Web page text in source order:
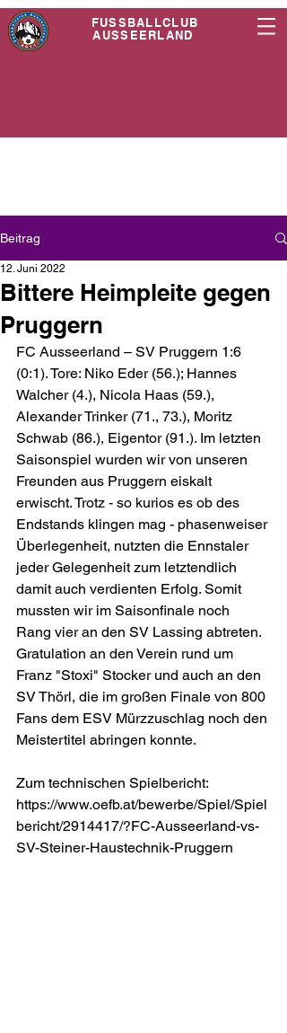
FUSSBALLCLUB
AUSSEERLAND
Beitrag
Bittere Heimpleite gegen
Pruggern
12. Juni 2022
FC Ausseerland – SV Pruggern 1:6
(0:1). Tore: Niko Eder (56.); Hannes
Walcher (4.), Nicola Haas (59.),
Alexander Trinker (71., 73.), Moritz
Schwab (86.), Eigentor (91.). Im letzten
Saisonspiel wurden wir von unseren
Freunden aus Pruggern eiskalt
erwischt. Trotz - so kurios es ob des
Endstands klingen mag - phasenweiser
Überlegenheit, nutzten die Ennstaler
jeder Gelegenheit zum letztendlich
damit auch verdienten Erfolg. Somit
mussten wir im Saisonfinale noch
Rang vier an den SV Lassing abtreten.
Gratulation an den Verein rund um
Franz "Stoxi" Stocker und auch an den
SV Thörl, die im großen Finale von 800
Fans dem ESV Mürzzuschlag noch den
Meistertitel abringen konnte.
Zum technischen Spielbericht:
https://www.oefb.at/bewerbe/Spiel/Spiel
bericht/2914417/?FC-Ausseerland-vs-
SV-Steiner-Haustechnik-Pruggern